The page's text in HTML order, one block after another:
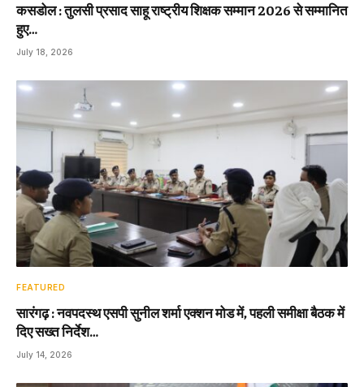
कसडोल : तुलसी प्रसाद साहू राष्ट्रीय शिक्षक सम्मान 2026 से सम्मानित
हुए…
July 18, 2026
FEATURED
सारंगढ़ : नवपदस्थ एसपी सुनील शर्मा एक्शन मोड में, पहली समीक्षा बैठक में
दिए सख्त निर्देश…
July 14, 2026